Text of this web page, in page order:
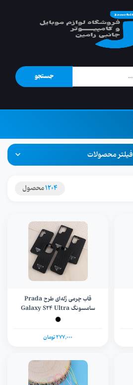
جستجو
فیلتر محصولات
1204محصول
قاب چرمی ژله‌ای طرح Prada
سامسونگ Galaxy S24 Ultra
277,000 تومان